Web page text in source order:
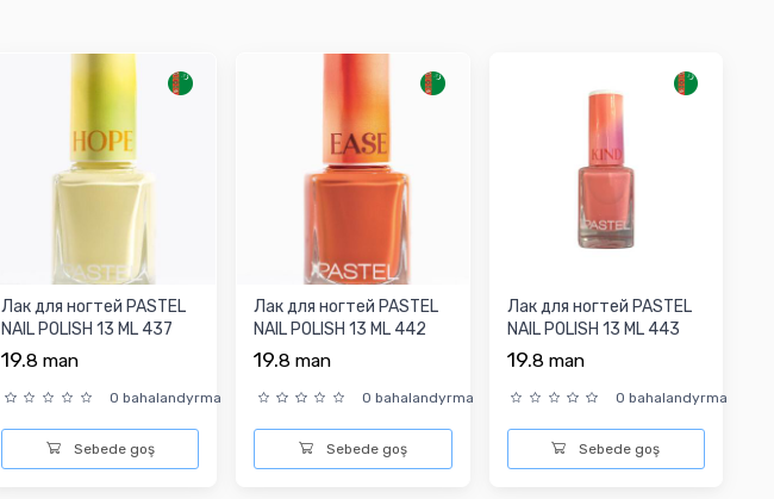
Лак для ногтей PASTEL
NAIL POLISH 13 ML 437
19.8 man
0 bahalandyrma
Sebede goş
Лак для ногтей PASTEL
NAIL POLISH 13 ML 442
19.8 man
0 bahalandyrma
Sebede goş
Лак для ногтей PASTEL
NAIL POLISH 13 ML 443
19.8 man
0 bahalandyrma
Sebede goş